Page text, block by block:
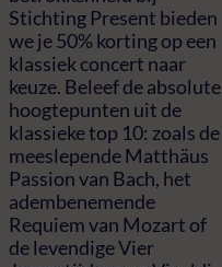
Stichting Present bieden
we je 50% korting op een
klassiek concert naar
keuze. Beleef de absolute
hoogtepunten uit de
klassieke top 10: zoals de
meeslepende Matthäus
Passion van Bach, het
adembenemende
Requiem van Mozart of
de levendige Vier